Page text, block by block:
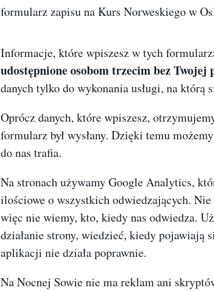
formularz zapisu na Kurs Norweskiego w
Informacje, które wpiszesz w tych
udostępnione osobom trzecim bez Twojej
danych tylko do wykonania usługi, na którą
Oprócz danych, które wpiszesz,
formularz był wysłany. Dzięki temu
do nas trafia.
Na stronach używamy Google Analytics,
ilościowe o wszystkich odwiedzających.
więc nie wiemy, kto, kiedy nas odwiedza.
działanie strony, wiedzieć, kiedy pojawiają
aplikacji nie działa poprawnie.
Na Nocnej Sowie nie ma reklam ani